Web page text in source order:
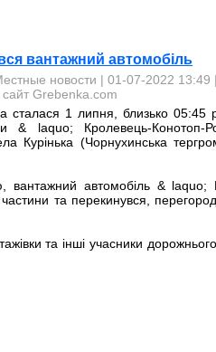
вантажний автомобіль
новости | 01-07-2022 13:49
сайт Grebenka.com
сталася 1 липня, близько 05:45
& laquo; Кролевець-Конотоп-
Курінька (Чорнухинська
вантажний автомобіль & laquo;
та перекинувся,
та інші учасники